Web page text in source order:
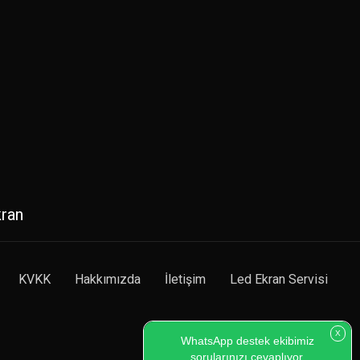
KVKK Hakkımızda İletişim Led Ekran Servisi
X
WhatsApp destek ekibimiz
sorularınızı cevaplıyor.